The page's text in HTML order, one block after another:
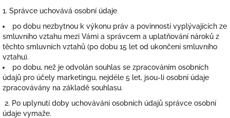
1. Správce uchovává osobní údaje
po dobu nezbytnou k výkonu práv a povinností vyplývajících ze
smluvního vztahu mezi Vámi a správcem a uplatňování nároků z
těchto smluvních vztahů (po dobu 15 let od ukončení smluvního
vztahu).
po dobu, než je odvolán souhlas se zpracováním osobních
údajů pro účely marketingu, nejdéle 5 let, jsou-li osobní údaje
zpracovávány na základě souhlasu.
2. Po uplynutí doby uchovávání osobních údajů správce osobní
údaje vymaže.